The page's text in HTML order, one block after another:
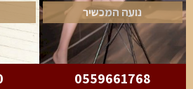
נועה המכשיר
0559661768